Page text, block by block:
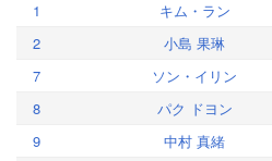
1 キム・ラン
2
小島 果琳
7
ソン・イリン
8
パク ドヨン
9
中村 真緒